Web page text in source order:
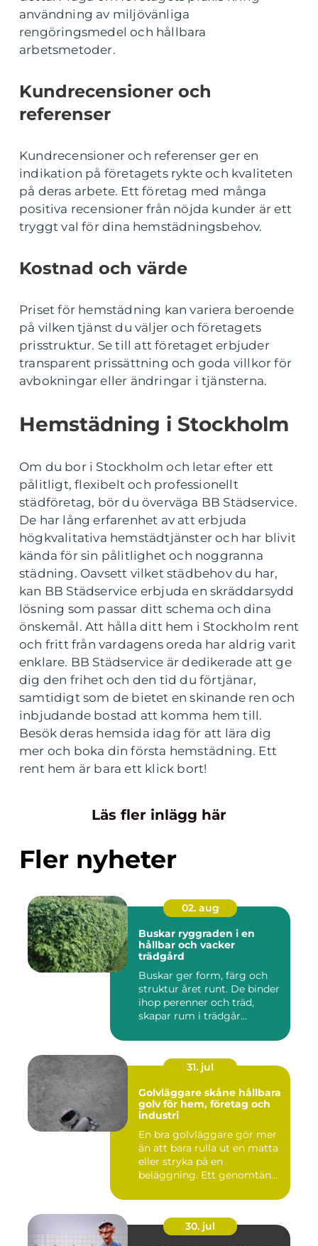
användning av miljövänliga
rengöringsmedel och hållbara
arbetsmetoder.
Kundrecensioner och
referenser
Kundrecensioner och referenser ger en
indikation på företagets rykte och kvaliteten
på deras arbete. Ett företag med många
positiva recensioner från nöjda kunder är ett
tryggt val för dina hemstädningsbehov.
Kostnad och värde
Priset för hemstädning kan variera beroende
på vilken tjänst du väljer och företagets
prisstruktur. Se till att företaget erbjuder
transparent prissättning och goda villkor för
avbokningar eller ändringar i tjänsterna.
Hemstädning i Stockholm
Om du bor i Stockholm och letar efter ett
pålitligt, flexibelt och professionellt
städföretag, bör du överväga BB Städservice.
De har lång erfarenhet av att erbjuda
högkvalitativa hemstädtjänster och har blivit
kända för sin pålitlighet och noggranna
städning. Oavsett vilket städbehov du har,
kan BB Städservice erbjuda en skräddarsydd
lösning som passar ditt schema och dina
önskemål. Att hålla ditt hem i Stockholm rent
och fritt från vardagens oreda har aldrig varit
enklare. BB Städservice är dedikerade att ge
dig den frihet och den tid du förtjänar,
samtidigt som de bietet en skinande ren och
inbjudande bostad att komma hem till.
Besök deras hemsida idag för att lära dig
mer och boka din första hemstädning. Ett
rent hem är bara ett klick bort!
Läs fler inlägg här
Fler nyheter
02. aug
Buskar ryggraden i en
hållbar och vacker
trädgård
Buskar ger form, färg och
struktur året runt. De binder
ihop perenner och träd,
skapar rum i trädgår...
31. jul
Golvläggare skåne hållbara
golv för hem, företag och
industri
En bra golvläggare gör mer
än att bara rulla ut en matta
eller stryka på en
beläggning. Ett genomtän...
30. jul